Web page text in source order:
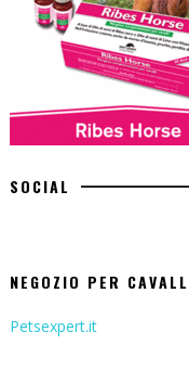
SOCIAL
NEGOZIO PER
Petsexpert.it